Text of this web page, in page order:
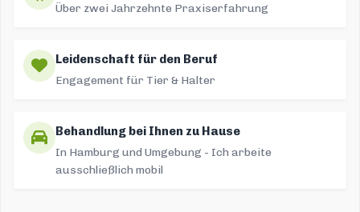
Über zwei Jahrzehnte Praxiserfahrung
Leidenschaft für den Beruf
Engagement für Tier & Halter
Behandlung bei Ihnen zu Hause
In Hamburg und Umgebung - Ich arbeite
ausschließlich mobil